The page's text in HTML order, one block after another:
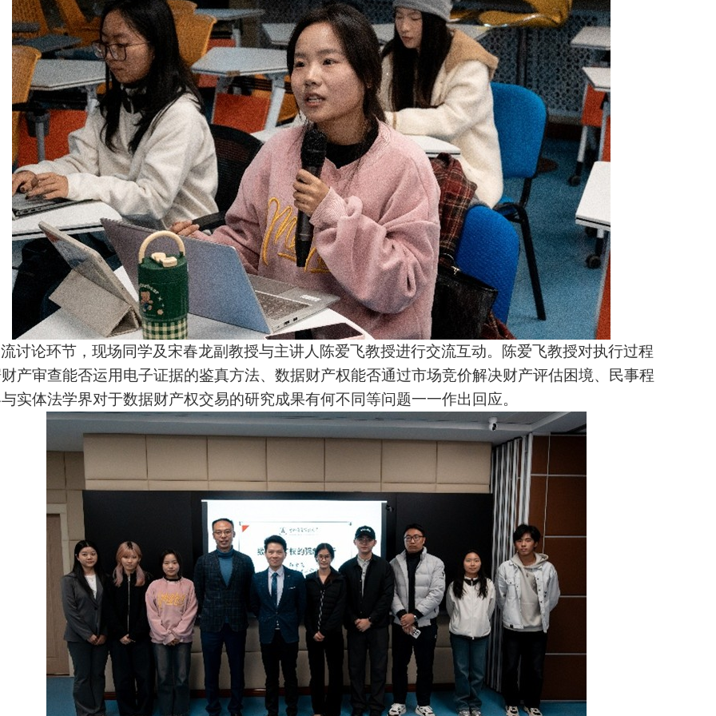
讨论环节，现场同学及宋春龙副教授与主讲人陈爱飞教授进行交流互动。陈爱飞教授对执行过程
产审查能否运用电子证据的鉴真方法、数据财产权能否通过市场竞价解决财产评估困境、民事程
实体法学界对于数据财产权交易的研究成果有何不同等问题一一作出回应。